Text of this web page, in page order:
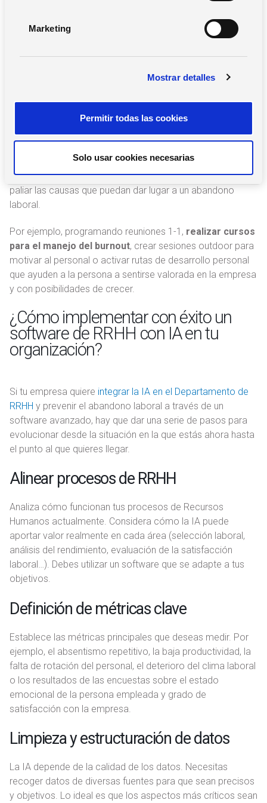
n
m
i
e
t
o
Marketing
Mostrar detalles
Permitir todas las cookies
Solo usar cookies necesarias
Nuestra herramienta de IA nos puede también
proporcionar alertas que ayuden al Departamento de
RRHH a ser consciente de la situación y actuar con
Acciones automatizadas y
personalizadas
y análisis predictivo con IA permiten que las empresas
adopten acciones automatizadas que ayuden a anticipar y
paliar las causas que puedan dar lugar a un abandono
laboral.
Por ejemplo, programando reuniones 1-1, realizar cursos
para el manejo del burnout, crear sesiones outdoor para
motivar al personal o activar rutas de desarrollo personal
que ayuden a la persona a sentirse valorada en la empresa
y con posibilidades de crecer.
¿Cómo implementar con éxito un
software de RRHH con IA en tu
organización?
Si tu empresa quiere integrar la IA en el Departamento de
RRHH y prevenir el abandono laboral a través de un
software avanzado, hay que dar una serie de pasos para
evolucionar desde la situación en la que estás ahora hasta
el punto al que quieres llegar.
Alinear procesos de RRHH
Analiza cómo funcionan tus procesos de Recursos
Humanos actualmente. Considera cómo la IA puede
aportar valor realmente en cada área (selección laboral,
análisis del rendimiento, evaluación de la satisfacción
laboral…). Debes utilizar un software que se adapte a tus
objetivos.
Definición de métricas clave
Establece las métricas principales que deseas medir. Por
ejemplo, el absentismo repetitivo, la baja productividad, la
falta de rotación del personal, el deterioro del clima laboral
o los resultados de las encuestas sobre el estado
emocional de la persona empleada y grado de
satisfacción con la empresa.
Limpieza y estructuración de datos
La IA depende de la calidad de los datos. Necesitas
recoger datos de diversas fuentes para que sean precisos
y objetivos. Lo ideal es que los aspectos más críticos sean